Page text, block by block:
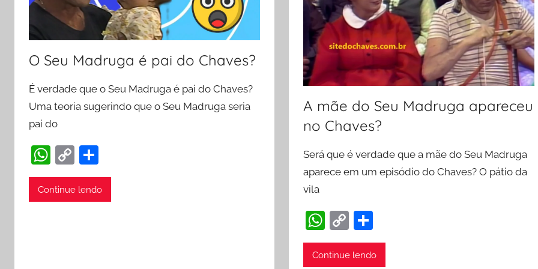
O Seu Madruga é pai do Chaves?
É verdade que o Seu Madruga é pai do Chaves?
Uma teoria sugerindo que o Seu Madruga seria
pai do
W
h
at
C
o
p
h
ar
Continue lendo
A mãe do Seu Madruga apareceu
no Chaves?
Será que é verdade que a mãe do Seu Madruga
aparece em um episódio do Chaves? O pátio da
vila
W
h
at
C
o
p
h
ar
Continue lendo